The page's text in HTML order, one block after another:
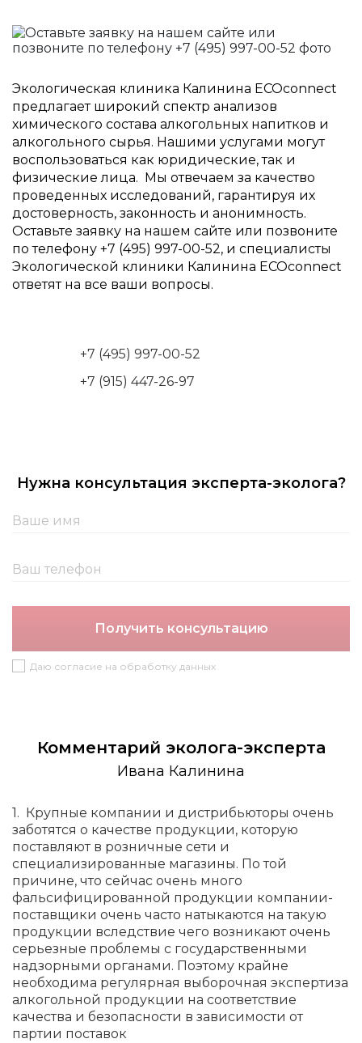
Экологическая клиника Калинина ECOconnect
предлагает широкий спектр анализов
химического состава алкогольных напитков и
алкогольного сырья. Нашими услугами могут
воспользоваться как юридические, так и
физические лица. Мы отвечаем за качество
проведенных исследований, гарантируя их
достоверность, законность и анонимность.
Оставьте заявку на нашем сайте или позвоните
по телефону +7 (495) 997-00-52, и специалисты
Экологической клиники Калинина ECOconnect
ответят на все ваши вопросы.
+7 (495) 997-00-52
+7 (915) 447-26-97
Нужна консультация эксперта-эколога?
Получить консультацию
Даю согласие на обработку данных
Комментарий эколога-эксперта
Ивана Калинина
1. Крупные компании и дистрибьюторы очень
заботятся о качестве продукции, которую
поставляют в розничные сети и
специализированные магазины. По той
причине, что сейчас очень много
фальсифицированной продукции компании-
поставщики очень часто натыкаются на такую
продукции вследствие чего возникают очень
серьезные проблемы с государственными
надзорными органами. Поэтому крайне
необходима регулярная выборочная экспертиза
алкогольной продукции на соответствие
качества и безопасности в зависимости от
партии поставок